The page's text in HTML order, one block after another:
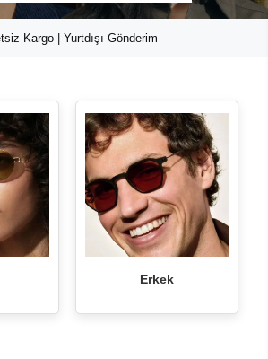
Kargo | Yurtdışı Gönderim
Erkek